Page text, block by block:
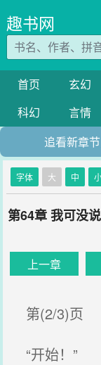
趣书网
首页 玄幻
科幻
言情
追看新章
字体 大 中
第64章 我可没
上一章
第(2/3)页
“开始！”